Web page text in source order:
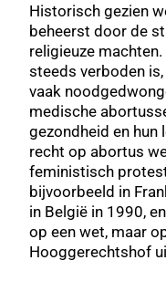
Historisch gezien
beheerst door de
religieuze
steeds verboden
vaak
medische
gezondheid en hun
recht op abortus
feministisch
bijvoorbeeld in
in België in 1990,
op een wet, maar
Hooggerechtshof